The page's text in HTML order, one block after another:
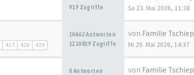
919 Zugriffe
Sa 23. Mai 2026, 11:38
417 418 419
10462 Antworten
1210839 Zugriffe
von Familie Tschiep
Mi 20. Mai 2026, 14:37
0 Antworten
von Familie Tschiep